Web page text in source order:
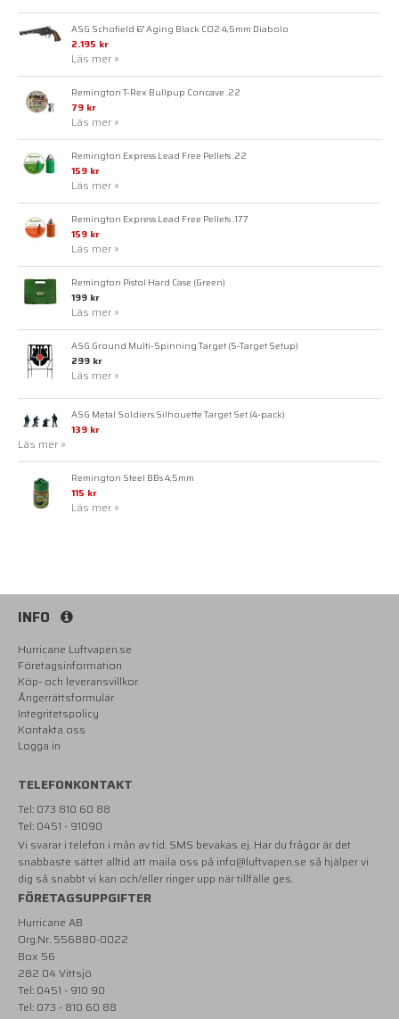
ASG Schofield 6" Aging Black CO2 4,5mm Diabolo
2.195 kr
Läs mer »
Remington T-Rex Bullpup Concave .22
79 kr
Läs mer »
Remington Express Lead Free Pellets .22
159 kr
Läs mer »
Remington Express Lead Free Pellets .177
159 kr
Läs mer »
Remington Pistol Hard Case (Green)
199 kr
Läs mer »
ASG Ground Multi-Spinning Target (5-Target Setup)
299 kr
Läs mer »
ASG Metal Soldiers Silhouette Target Set (4-pack)
139 kr
Läs mer »
Remington Steel BBs 4,5mm
115 kr
Läs mer »
INFO
Hurricane Luftvapen.se
Företagsinformation
Köp- och leveransvillkor
Ångerrättsformulär
Integritetspolicy
Kontakta oss
Logga in
TELEFONKONTAKT
Tel: 073 810 60 88
Tel: 0451 - 91090
Vi svarar i telefon i mån av tid. SMS bevakas ej. Har du frågor är det
snabbaste sättet alltid att maila oss på info@luftvapen.se så hjälper vi
dig så snabbt vi kan och/eller ringer upp när tillfälle ges.
FÖRETAGSUPPGIFTER
Hurricane AB
Org.Nr. 556880-0022
Box 56
282 04 Vittsjö
Tel: 0451 - 910 90
Tel: 073 - 810 60 88